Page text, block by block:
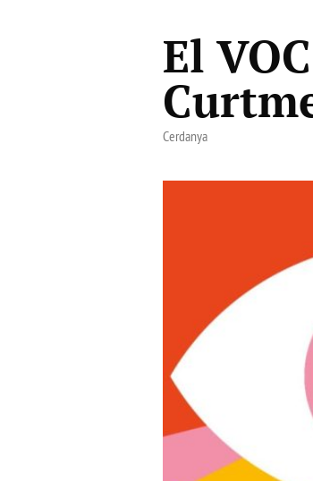
El
Cerdanya